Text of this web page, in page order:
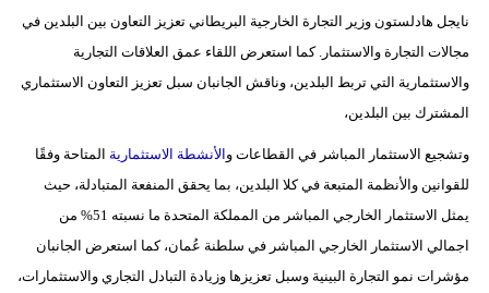
وتكنولوجيا
أبراج
سيارات
نايجل هادلستون وزير التجارة الخارجية البريطاني تعزيز التعاون بين البلدين في
مجالات التجارة والاستثمار. كما استعرض اللقاء عمق العلاقات التجارية
والاستثمارية التي تربط البلدين، وناقش الجانبان سبل تعزيز التعاون الاستثماري
المشترك بين البلدين،
وتشجيع الاستثمار المباشر في القطاعات و الأنشطة الاستثمارية المتاحة وفقًا
للقوانين والأنظمة المتبعة في كلا البلدين، بما يحقق المنفعة المتبادلة، حيث
يمثل الاستثمار الخارجي المباشر من المملكة المتحدة ما نسبته 51% من
اجمالي الاستثمار الخارجي المباشر في سلطنة عُمان، كما استعرض الجانبان
مؤشرات نمو التجارة البينية وسبل تعزيزها وزيادة التبادل التجاري والاستثمارات،